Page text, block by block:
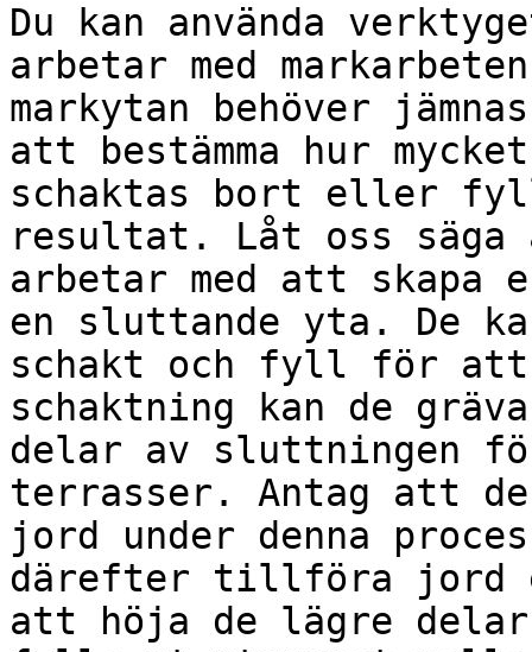
Du kan använda
arbetar med
markytan behöver
att bestämma hur
schaktas bort eller
resultat. Låt oss säga
arbetar med att skapa
en sluttande yta. De
schakt och fyll för att
schaktning kan de
delar av sluttningen
terrasser. Antag att
jord under denna
därefter tillföra jord
att höja de lägre